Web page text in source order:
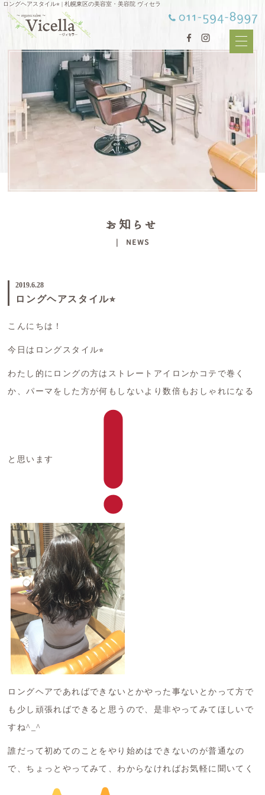
ロングヘアスタイル⭐︎ | 札幌東区の美容室・美容院 ヴィセラ
お知らせ
| NEWS
2019.6.28
ロングヘアスタイル⭐︎
こんにちは！
今日はロングスタイル⭐︎
わたし的にロングの方はストレートアイロンかコテで巻く
か、パーマをした方が何もしないより数倍もおしゃれになる
と思います
ロングヘアであればできないとかやった事ないとかって方で
も少し頑張ればできると思うので、是非やってみてほしいで
すね^_^
誰だって初めてのことをやり始めはできないのが普通なの
で、ちょっとやってみて、わからなければお気軽に聞いてく